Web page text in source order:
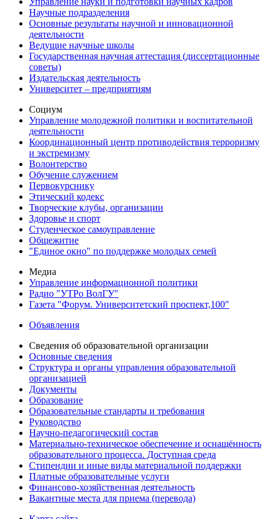
Научные подразделения
Основные результаты научной и инновационной
деятельности
Ведущие научные школы
Государственная научная аттестация (диссертационные
советы)
Издательская деятельность
Университет – предприятиям
Социум
Управление молодежной политики и воспитательной
деятельности
Координационный центр противодействия терроризму
и экстремизму
Волонтерство
Обучение служением
Первокурснику
Этический кодекс
Творческие клубы, организации
Здоровье и спорт
Студенческое самоуправление
Общежитие
"Единое окно" по поддержке молодых семей
Медиа
Управление информационной политики
Радио "УТРо ВолГУ"
Газета "Форум. Университетский проспект,100"
Объявления
Сведения об образовательной организации
Основные сведения
Структура и органы управления образовательной
организацией
Документы
Образование
Образовательные стандарты и требования
Руководство
Научно-педагогический состав
Материально-техническое обеспечение и оснащённость
образовательного процесса. Доступная среда
Стипендии и иные виды материальной поддержки
Платные образовательные услуги
Финансово-хозяйственная деятельность
Вакантные места для приема (перевода)